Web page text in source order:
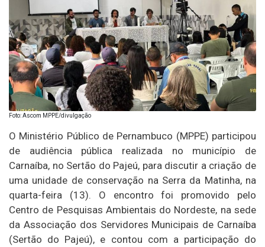
Foto: Ascom MPPE/divulgação
O Ministério Público de Pernambuco (MPPE) participou
de audiência pública realizada no município de
Carnaíba, no Sertão do Pajeú, para discutir a criação de
uma unidade de conservação na Serra da Matinha, na
quarta-feira (13). O encontro foi promovido pelo
Centro de Pesquisas Ambientais do Nordeste, na sede
da Associação dos Servidores Municipais de Carnaíba
(Sertão do Pajeú), e contou com a participação do